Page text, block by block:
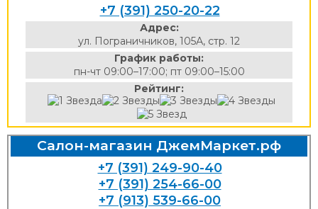
+7 (391) 250-20-22
Адрес:
ул. Пограничников, 105А, стр. 12
График работы:
пн-чт 09:00–17:00; пт 09:00–15:00
Рейтинг:
Салон-магазин ДжемМаркет.рф
+7 (391) 249-90-40
+7 (391) 254-66-00
+7 (913) 539-66-00